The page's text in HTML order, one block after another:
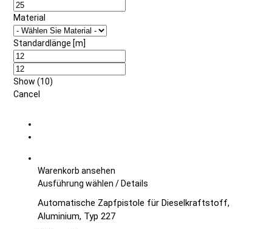
Material
Standardlänge [m]
Show(10)
Cancel
Warenkorb ansehen
Ausführung wählen Dieses
weist
/Details
Automatische Zapfpistole für Dieselkraftstoff,
Aluminium, Typ 227